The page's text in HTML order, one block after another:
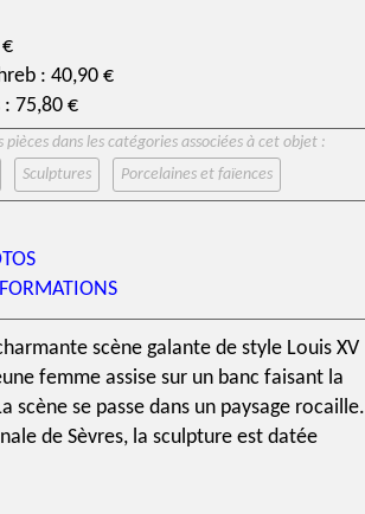
: 40,90 €
75,80 €
pièces dans les catégories associées à cet objet :
Sculptures Porcelaines et faïences
scène galante de style Louis XV
femme assise sur un banc faisant la
scène se passe dans un paysage rocaille.
de Sèvres, la sculpture est datée